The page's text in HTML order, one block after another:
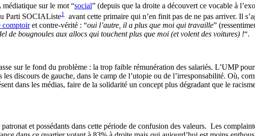
médiatique sur le mot “social” (depuis que la droite a découvert ce vocable à
Parti SOCIAListe1
avant cette primaire qui n’en finit pas de ne pas arriver. Il
comptoiret contre-vérité : “oui l’autre, il a plus que moi qui travaille”
de bougnoules aux allocs qui touchent plus que moi (et volent des voitures) !“.
sur le fond du problème : la trop faible rémunération des salariés. L’UMP
discours de gauche, dans le camp de l’utopie ou de l’irresponsabilité. Où,
dans les médias, faire de la solidarité un concept plus dégradant que le
et possédants dans cette période de confusion des valeurs. Les